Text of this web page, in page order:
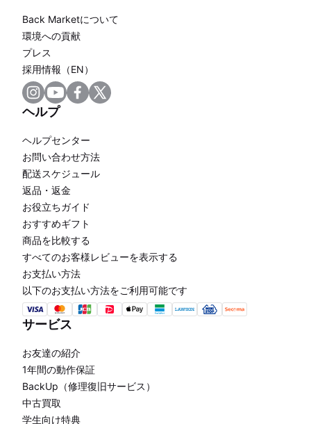
Back Marketについて
環境への貢献
プレス
採用情報（EN）
ヘルプ
ヘルプセンター
お問い合わせ方法
配送スケジュール
返品・返金
お役立ちガイド
おすすめギフト
商品を比較する
すべてのお客様レビューを表示する
お支払い方法
以下のお支払い方法をご利用可能です
サービス
お友達の紹介
1年間の動作保証
BackUp（修理復旧サービス）
中古買取
学生向け特典